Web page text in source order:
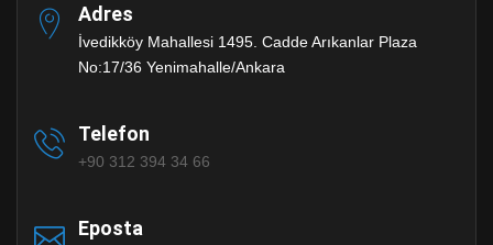
Adres
İvedikköy Mahallesi 1495. Cadde Arıkanlar Plaza
No:17/36 Yenimahalle/Ankara
Telefon
+90 312 394 34 66
Eposta